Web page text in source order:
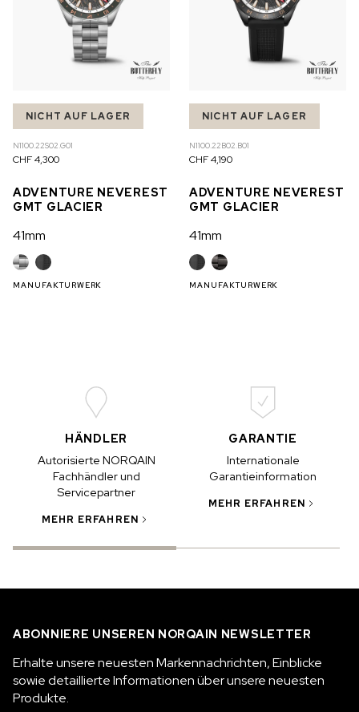
NICHT AUF LAGER
N1100.22S02.G01
CHF 4,300
ADVENTURE NEVEREST
GMT GLACIER
41mm
MANUFAKTURWERK
NICHT AUF LAGER
N1100.22B02.B01
CHF 4,190
ADVENTURE NEVEREST
GMT GLACIER
41mm
MANUFAKTURWERK
HÄNDLER
Autorisierte NORQAIN
Fachhändler und
Servicepartner
MEHR ERFAHREN
GARANTIE
Internationale
Garantieinformation
MEHR ERFAHREN
ABONNIERE UNSEREN NORQAIN NEWSLETTER
Erhalte unsere neuesten Markennachrichten, Einblicke
sowie detaillierte Informationen über unsere neuesten
Produkte.